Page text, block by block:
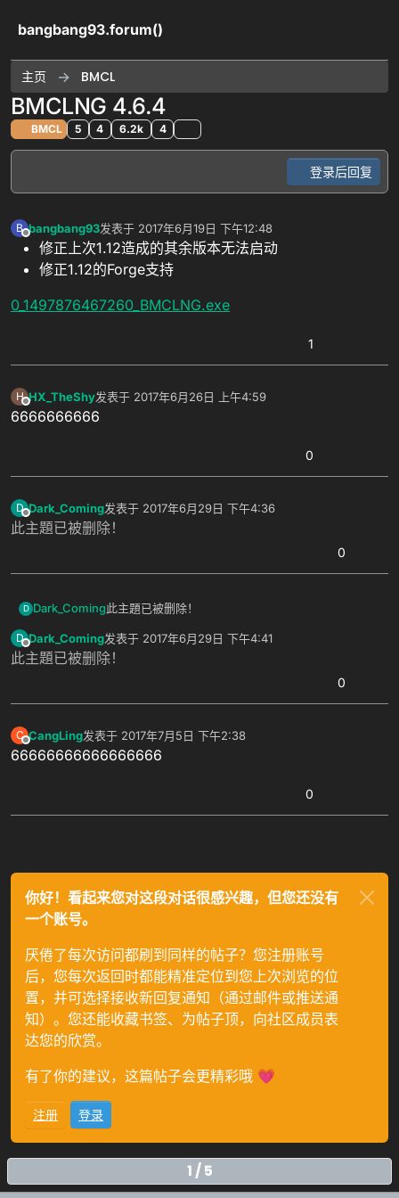
bangbang93.forum()
主页 BMCL
BMCLNG 4.6.4
BMCL 5 4 6.2k 4
登录后回复
B
离线
bangbang93发表于 2017年6月19日 下午12:48
最后由 编辑
修正上次1.12造成的其余版本无法启动
修正1.12的Forge支持
0_1497876467260_BMCLNG.exe
1
H
离线
HX_TheShy发表于 2017年6月26日 上午4:59
最后由 编辑
6666666666
0
D
离线
Dark_Coming发表于 2017年6月29日 下午4:36
最后由 编辑
此主題已被删除！
0
D Dark_Coming此主題已被删除！
D
离线
Dark_Coming发表于 2017年6月29日 下午4:41
最后由 编辑
此主題已被删除！
0
C
离线
CangLing发表于 2017年7月5日 下午2:38
最后由 编辑
66666666666666666
0
你好！看起来您对这段对话很感兴趣，但您还没有
一个账号。
厌倦了每次访问都刷到同样的帖子？您注册账号
后，您每次返回时都能精准定位到您上次浏览的位
置，并可选择接收新回复通知（通过邮件或推送通
知）。您还能收藏书签、为帖子顶，向社区成员表
达您的欣赏。
有了你的建议，这篇帖子会更精彩哦 💗
注册 登录
1 / 5